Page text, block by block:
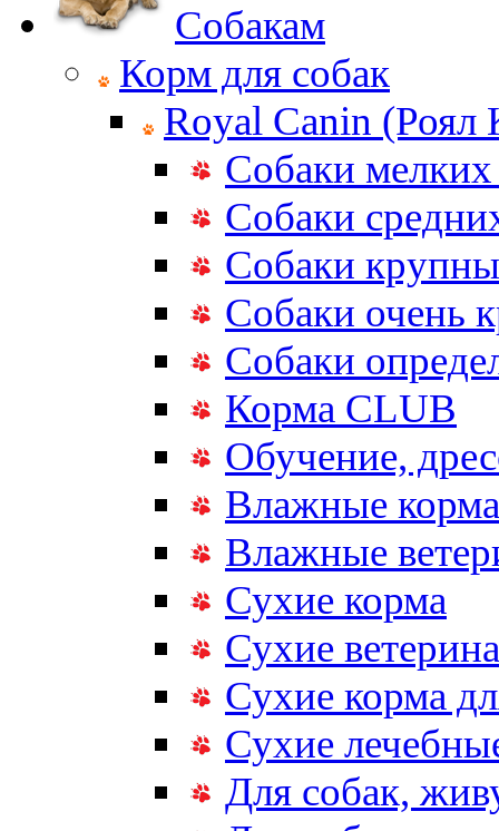
Собакам
Корм для собак
Royal Canin (Роял
Собаки мелких
Собаки
Собаки
Собаки очень
Собаки
Корма CLUB
Обучение,
Влажные корма
Влажные
Сухие корма
Сухие
Сухие корма
Сухие
Для собак,